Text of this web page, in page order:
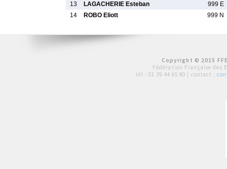
13
LAGACHERIE Esteban
999 E
14
ROBO Eliott 999 N
Copyright © 2015
Fédération Française des
tél : 01 39 44 65 80 | contact :